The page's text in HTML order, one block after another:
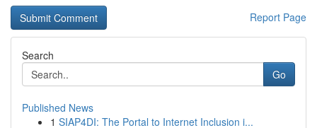
Report Page
Search
Go
Published News
1 SIAP4DI: The Portal to Internet Inclusion i...